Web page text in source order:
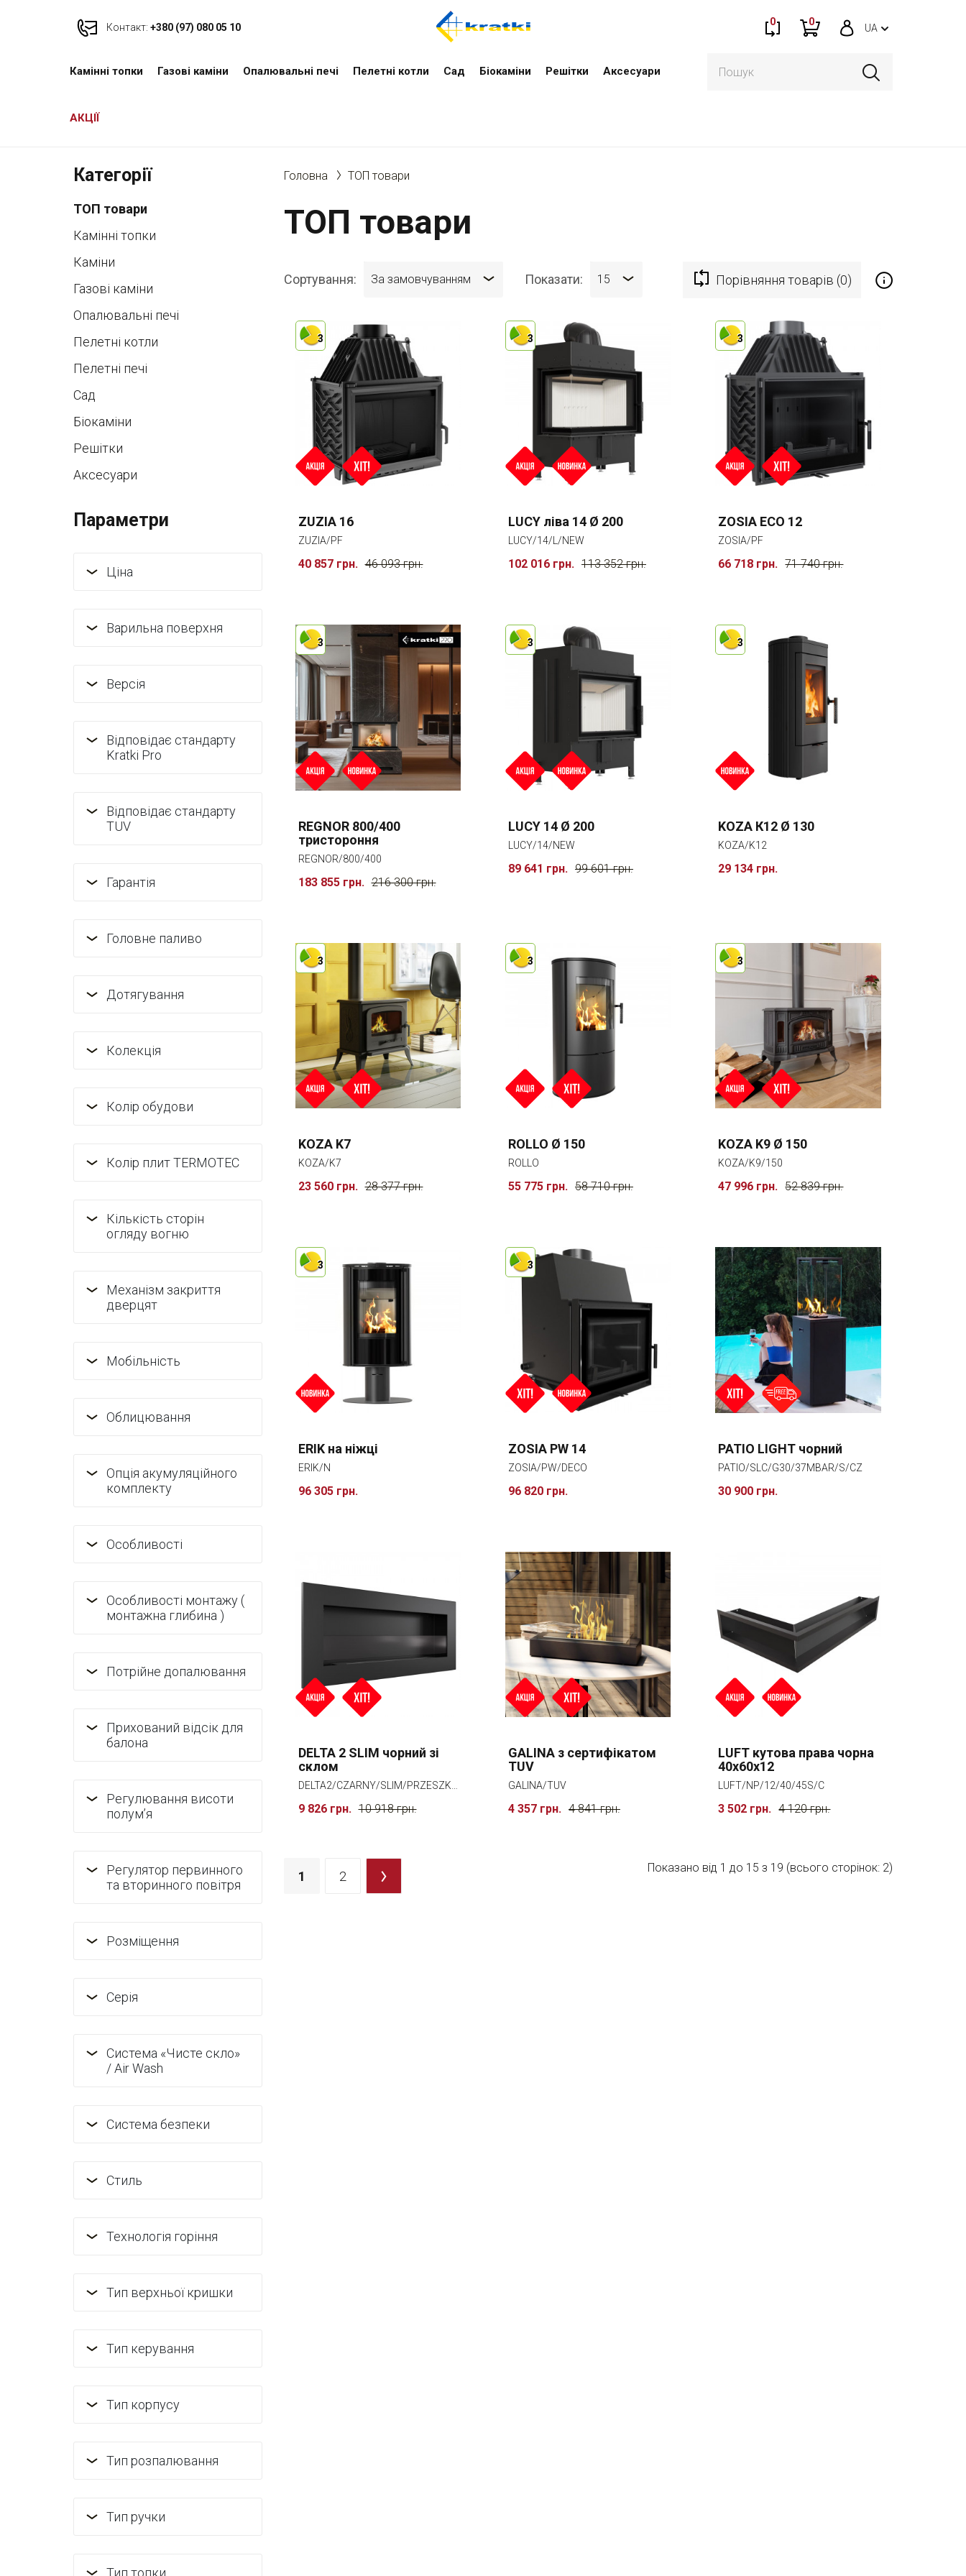
Контакт: +380 (97) 080 05 10 0 0
UA
Камінні топки Газові каміни Опалювальні печі Пелетні котли Cад Біокаміни Решітки Аксесуари
АКЦІЇ
Категорії
ТОП товари
Камінні топки
Каміни
Газові каміни
Опалювальні печі
Пелетні котли
Пелетні печі
Cад
Біокаміни
Решітки
Аксесуари
Параметри
Ціна
Варильна поверхня
Версія
Відповідає стандарту
Kratki Pro
Відповідає стандарту
TUV
Гарантія
Головне паливо
Дотягування
Колекція
Колір обудови
Колір плит TERMOTEC
Кількість сторін
огляду вогню
Механізм закриття
дверцят
Мобільність
Облицювання
Опція акумуляційного
комплекту
Особливості
Особливості монтажу (
монтажна глибина )
Потрійне допалювання
Прихований відсік для
балона
Регулювання висоти
полум’я
Регулятор первинного
та вторинного повітря
Розміщення
Серія
Система «Чисте скло»
/ Air Wash
Система безпеки
Стиль
Технологія горіння
Тип верхньої кришки
Тип керування
Тип корпусу
Тип розпалювання
Тип ручки
Тип топки
Головна ТОП товари
ТОП товари
Сортування: За замовчуванням Показати: 15 Порівняння товарів (0)
3
ZUZIA 16
ZUZIA/PF
40 857 грн. 46 093 грн.
3
LUCY ліва 14 Ø 200
LUCY/14/L/NEW
102 016 грн. 113 352 грн.
3
ZOSIA ECO 12
ZOSIA/PF
66 718 грн. 71 740 грн.
3
REGNOR 800/400
тристороння
REGNOR/800/400
183 855 грн. 216 300 грн.
3
LUCY 14 Ø 200
LUCY/14/NEW
89 641 грн. 99 601 грн.
3
KOZA К12 Ø 130
KOZA/K12
29 134 грн.
3
KOZA K7
KOZA/K7
23 560 грн. 28 377 грн.
3
ROLLO Ø 150
ROLLO
55 775 грн. 58 710 грн.
3
KOZA K9 Ø 150
KOZA/K9/150
47 996 грн. 52 839 грн.
3
ERIK на ніжці
ERIK/N
96 305 грн.
3
ZOSIA PW 14
ZOSIA/PW/DECO
96 820 грн.
PATIO LIGHT чорний
PATIO/SLC/G30/37MBAR/S/CZ
30 900 грн.
DELTA 2 SLIM чорний зі
склом
DELTA2/CZARNY/SLIM/PRZESZKLENIE
9 826 грн. 10 918 грн.
GALINA з сертифікатом
TUV
GALINA/TUV
4 357 грн. 4 841 грн.
LUFT кутова права чорна
40x60x12
LUFT/NP/12/40/45S/C
3 502 грн. 4 120 грн.
1 2 >
Показано від 1 до 15 з 19 (всього сторінок: 2)